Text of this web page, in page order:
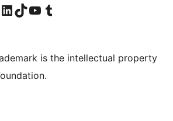
в Facebook
Instagram account
Visit our LinkedIn account
Visit our TikTok account
Visit our YouTube channel
Visit our Tumblr account
is the intellectual property